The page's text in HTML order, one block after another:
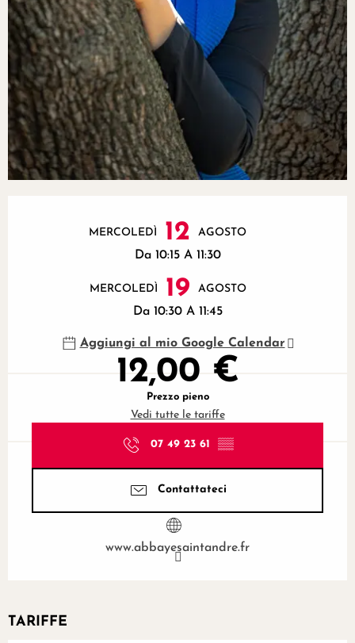
MERCOLEDÌ 12 AGOSTO
Da 10:15 A 11:30
MERCOLEDÌ 19 AGOSTO
Da 10:30 A 11:45
Aggiungi al mio Google Calendar
12,00 €
Prezzo pieno
Vedi tutte le tariffe
07 49 23 61 ▒▒
Contattateci
www.abbayesaintandre.fr
TARIFFE